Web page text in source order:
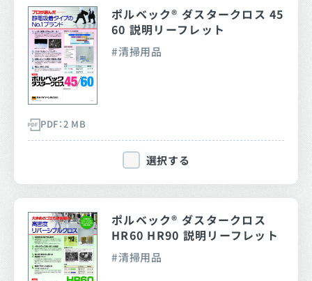
ポルベック® ダスタークロス 45
60 説明リーフレット
清掃用品
PDF：2 MB
選択する
ポルベック® ダスタークロス
HR60 HR90 説明リーフレット
清掃用品